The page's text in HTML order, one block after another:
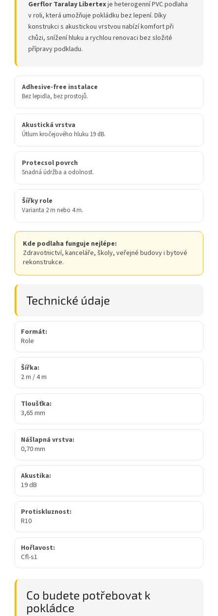
Gerflor Taralay Libertexje heterogenní PVC podlaha
v roli, která umožňuje pokládku bez lepení. Díky
konstrukci s akustickou vrstvou nabízí komfort při
chůzi, snížení hluku a rychlou renovaci bez složité
přípravy podkladu.
Adhesive-free instalace
Bez lepidla, bez prostojů.
Akustická vrstva
Útlum kročejového hluku 19 dB.
Protecsol povrch
Snadná údržba a odolnost.
Šířky role
Varianta 2 m nebo 4 m.
Kde podlaha funguje nejlépe:
Zdravotnictví, kanceláře, školy, veřejné budovy i bytové
rekonstrukce.
Technické údaje
Formát:
Role
Šířka:
2 m / 4 m
Tloušťka:
3,65 mm
Nášlapná vrstva:
0,70 mm
Akustika:
19 dB
Protiskluznost:
R10
Hořlavost:
Cfl-s1
Co budete potřebovat k
pokládce